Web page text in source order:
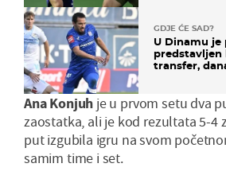
GDJE ĆE SAD?
U Dinamu je
predstavljen
transfer,
Ana Konjuh je u prvom setu dva
zaostatka, ali je kod rezultata 5-4
put izgubila igru na svom
samim time i set.